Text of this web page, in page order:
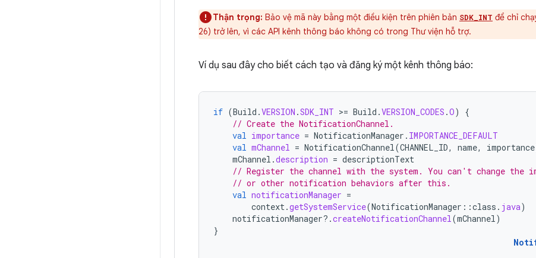
Thận trọng: Bảo vệ mã này bằng một điều kiện trên phiên bản SDK_INT để chỉ
26) trở lên, vì các API kênh thông báo không có trong Thư viện hỗ trợ.
Ví dụ sau đây cho biết cách tạo và đăng ký một kênh thông báo:
if (Build .VERSION .SDK_INT >= Build .VERSION_CODES .O)
{
// Create the NotificationChannel.
val importance = NotificationManager . IMPORTANCE_DEFAULT
val mChannel = NotificationChannel (CHANNEL_ID, name, importance
mChannel .description = descriptionText
// Register the channel with the system. You can't change the
// or other notification behaviors after this.
val notificationManager =
context .getSystemService(NotificationManager ::class . java)
notificationManager?.createNotificationChannel (mChannel )
}